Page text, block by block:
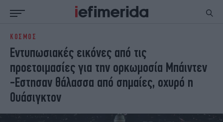
ΕΙΔΗΣΕΙΣ
NON PAPER
ΕΛΛΑΔΑ
ΟΙΚΟΝΟΜΙΑ
ΚΟΣΜΟΣ
ΠΟΛΙΤΙΣΜΟΣ
ΠΑΝΕΛΛΗΝΙΕΣ
ΖΩΗ
ΓΥΝΑΙΚΑ
ENGLISH EDITION
ΚΟΣΜΟΣ
Εντυπωσιακές εικόνες από τις
προετοιμασίες για την ορκωμοσία Μπάιντεν
-Εστησαν θάλασσα από σημαίες, οχυρό η
Ουάσιγκτον